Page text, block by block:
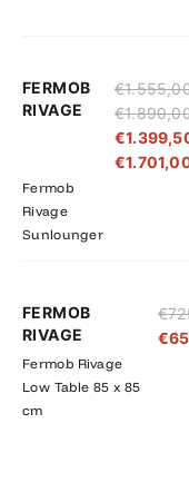
FERMOB
RIVAGE
Fermob
Rivage
Sunlounger
€
€
€
€
FERMOB
RIVAGE
Fermob Rivage
Low Table 85 x 85
cm
€
€